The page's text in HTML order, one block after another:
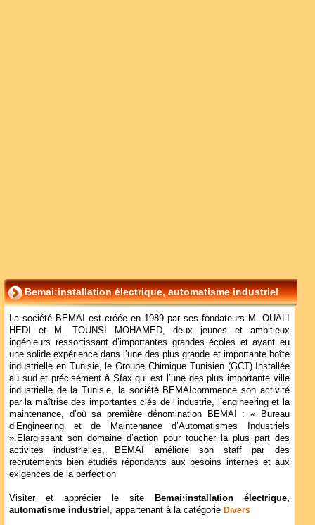
Bemai:installation électrique, automatisme industriel
La société BEMAI est créée en 1989 par ses fondateurs M. OUALI
HEDI et M. TOUNSI MOHAMED, deux jeunes et ambitieux
ingénieurs ressortissant d’importantes grandes écoles et ayant eu
une solide expérience dans l’une des plus grande et importante boîte
industrielle en Tunisie, le Groupe Chimique Tunisien (GCT).Installée
au sud et précisément à Sfax qui est l’une des plus importante ville
industrielle de la Tunisie, la société BEMAIcommence son activité
par la maîtrise des importantes clés de l’industrie, l’engineering et la
maintenance, d’où sa première dénomination BEMAI : « Bureau
d’Engineering et de Maintenance d’Automatismes Industriels
».Elargissant son domaine d’action pour toucher la plus part des
activités industrielles, BEMAI améliore son staff par des
recrutements bien étudiés répondants aux besoins internes et aux
exigences de la perfection
Visiter et apprécier le site
Bemai:installation électrique,
automatisme industriel , appartenant à la catégorie Divers